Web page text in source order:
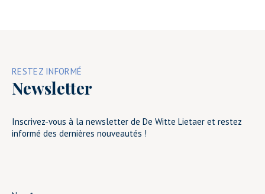
RESTEZ INFORMÉ
Newsletter
Inscrivez-vous à la newsletter de De Witte Lietaer et restez
informé des dernières nouveautés !